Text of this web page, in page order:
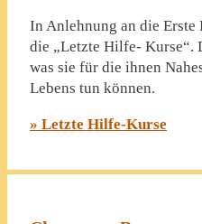
In Anlehnung an die
die „Letzte Hilfe- Kurse“.
was sie für die ihnen
Lebens tun können.
» Letzte Hilfe-Kurse